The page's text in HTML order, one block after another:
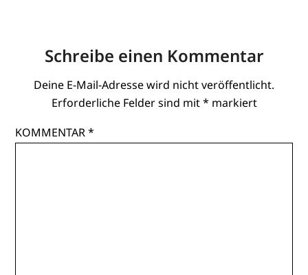
Schreibe einen Kommentar
Deine E-Mail-Adresse wird nicht veröffentlicht.
Erforderliche Felder sind mit* markiert
KOMMENTAR*